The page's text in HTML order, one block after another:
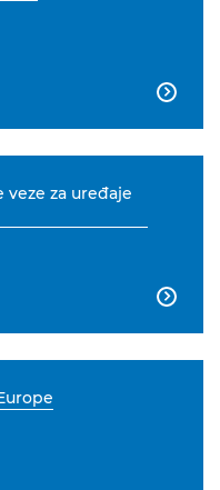

veze za uređaje
